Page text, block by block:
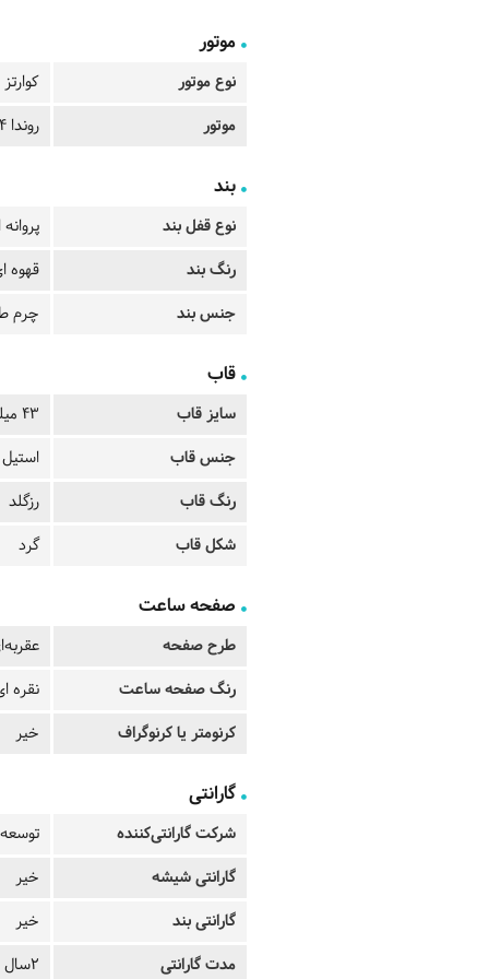
موتور
نوع موتور
کوارتز
موتور
روندا 6004.D
بند
نوع قفل بند
رنگ بند
قهوه
جنس بند
چرم
قاب
سایز قاب
43 میلیمتر
جنس قاب
استیل
رنگ قاب
رزگلد
شکل قاب
گرد
صفحه ساعت
طرح صفحه
رنگ صفحه ساعت
نقره
کرنومتر یا کرنوگراف
خیر
گارانتی
شرکت گارانتی‌کننده
گارانتی شیشه
خیر
گارانتی بند
خیر
مدت گارانتی
2سال